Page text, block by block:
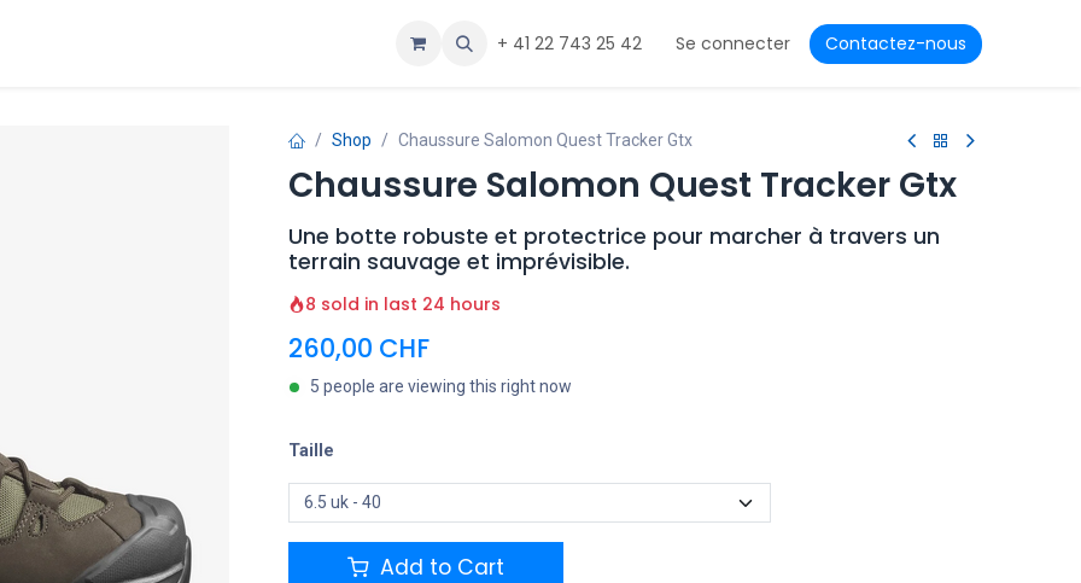
+ 41 22 743 25 42 Se connecter Contactez-nous
Shop Chaussure Salomon Quest Tracker Gtx
Chaussure Salomon Quest Tracker Gtx
Une botte robuste et protectrice pour marcher à travers un
terrain sauvage et imprévisible.
8 sold in last 24 hours
260,00 CHF
5 people are viewing this right now
Taille
Add to Cart